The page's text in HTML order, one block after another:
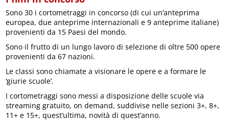
Sono 30 i cortometraggi in concorso (di cui un’anteprima
europea, due anteprime internazionali e 9 anteprime italiane)
provenienti da 15 Paesi del mondo.
Sono il frutto di un lungo lavoro di selezione di oltre 500 opere
provenienti da 67 nazioni.
Le classi sono chiamate a visionare le opere e a formare le
‘giurie scuole’.
I cortometraggi sono messi a disposizione delle scuole via
streaming gratuito, on demand, suddivise nelle sezioni 3+, 8+,
11+ e 15+, quest’ultima, novità di quest’anno.